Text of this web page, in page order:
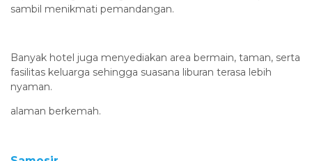
sambil menikmati pemandangan.
Banyak hotel juga menyediakan area bermain, taman, serta
fasilitas keluarga sehingga suasana liburan terasa lebih
nyaman.
alaman berkemah.